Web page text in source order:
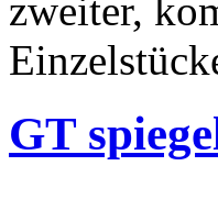
zweiter,
GT